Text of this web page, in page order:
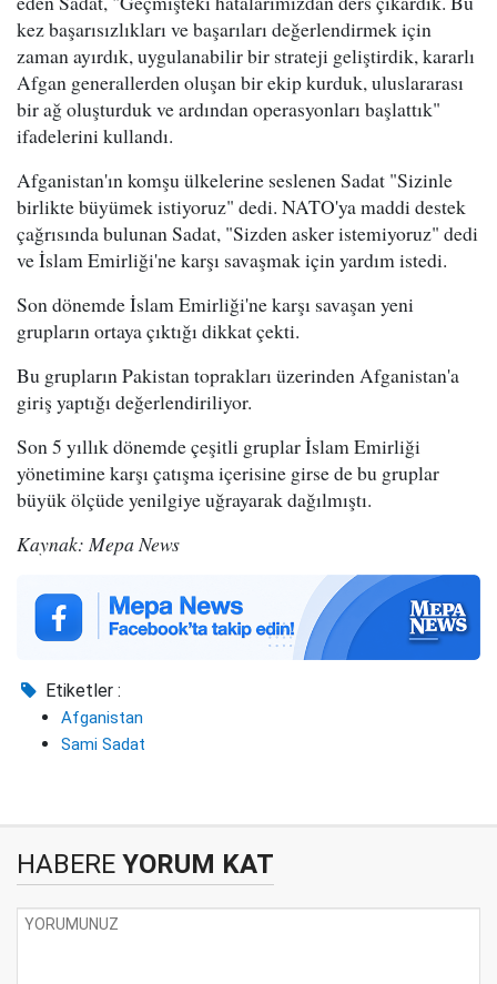
kez başarısızlıkları ve başarıları değerlendirmek için
zaman ayırdık, uygulanabilir bir strateji geliştirdik, kararlı
Afgan generallerden oluşan bir ekip kurduk, uluslararası
bir ağ oluşturduk ve ardından operasyonları başlattık"
ifadelerini kullandı.
Afganistan'ın komşu ülkelerine seslenen Sadat "Sizinle
birlikte büyümek istiyoruz" dedi. NATO'ya maddi destek
çağrısında bulunan Sadat, "Sizden asker istemiyoruz" dedi
ve İslam Emirliği'ne karşı savaşmak için yardım istedi.
Son dönemde İslam Emirliği'ne karşı savaşan yeni
grupların ortaya çıktığı dikkat çekti.
Bu grupların Pakistan toprakları üzerinden Afganistan'a
giriş yaptığı değerlendiriliyor.
Son 5 yıllık dönemde çeşitli gruplar İslam Emirliği
yönetimine karşı çatışma içerisine girse de bu gruplar
büyük ölçüde yenilgiye uğrayarak dağılmıştı.
Kaynak: Mepa News
Etiketler :
Afganistan
Sami Sadat
HABERE YORUM KAT